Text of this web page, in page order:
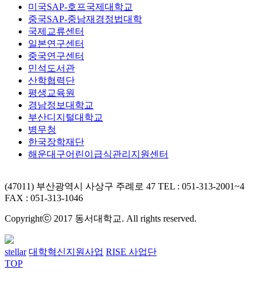
미국SAP-호프국제대학교
중국SAP-중남재경정법대학
국제교류센터
일본연구센터
중국연구센터
민석도서관
산학협력단
평생교육원
경남정보대학교
부산디지털대학교
병무청
한국장학재단
해운대구어린이급식관리지원센터
(47011) 부산광역시 사상구 주례로 47 TEL : 051-313-2001~4
FAX : 051-313-1046
Copyrightⓒ 2017 동서대학교. All rights reserved.
stellar 대학혁신지원사업 RISE 사업단
TOP